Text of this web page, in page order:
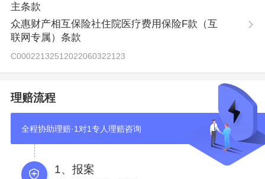
主条款
众惠财产相互保险社住院医疗费用保险F款（互
联网专属）条款
C00022132512022060322123
理赔流程
全程协助理赔·1对1专人理赔咨询
1、报案